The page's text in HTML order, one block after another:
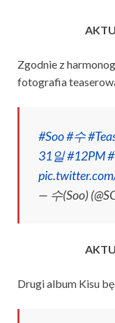
Zgodnie z
fotografia
#Soo#수
31일#12PM
— 수(Soo)
Drugi album Kisu